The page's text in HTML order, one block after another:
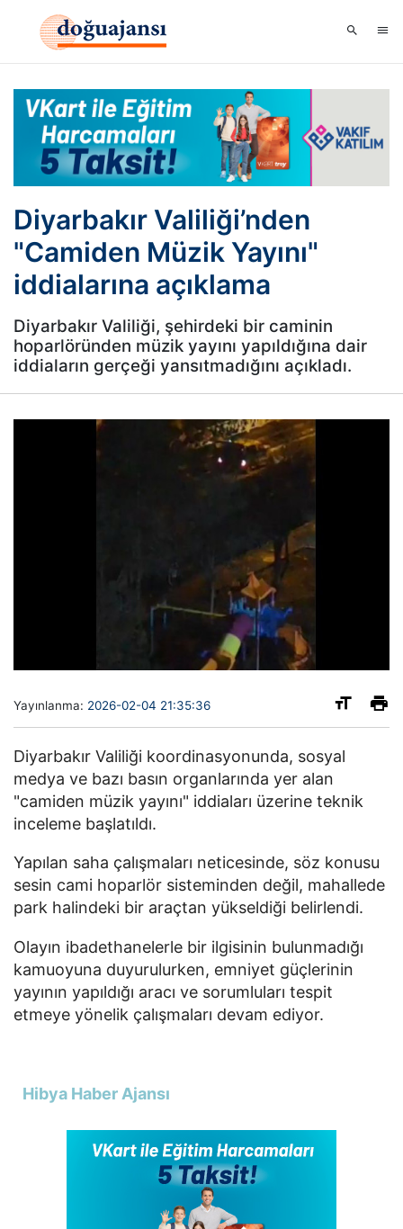
Diyarbakır Valiliği’nden
"Camiden Müzik Yayını"
iddialarına açıklama
Diyarbakır Valiliği, şehirdeki bir caminin
hoparlöründen müzik yayını yapıldığına dair
iddiaların gerçeği yansıtmadığını açıkladı.
Yayınlanma: 2026-02-04 21:35:36
Diyarbakır Valiliği koordinasyonunda, sosyal
medya ve bazı basın organlarında yer alan
"camiden müzik yayını" iddiaları üzerine teknik
inceleme başlatıldı.
Yapılan saha çalışmaları neticesinde, söz konusu
sesin cami hoparlör sisteminden değil, mahallede
park halindeki bir araçtan yükseldiği belirlendi.
Olayın ibadethanelerle bir ilgisinin bulunmadığı
kamuoyuna duyurulurken, emniyet güçlerinin
yayının yapıldığı aracı ve sorumluları tespit
etmeye yönelik çalışmaları devam ediyor.
Hibya Haber Ajansı